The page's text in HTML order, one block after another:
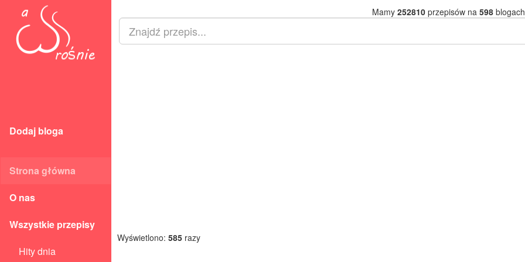
Dodaj bloga
Strona główna
O nas
Wszystkie przepisy
Hity dnia
Mamy 252810przepisów na 598
Wyświetlono: 585 razy